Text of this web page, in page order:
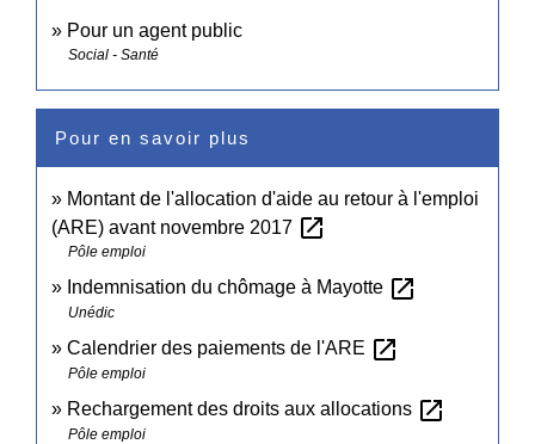
Pour un agent public
Social - Santé
Pour en savoir plus
Montant de l'allocation d'aide au retour à l'emploi
(ARE) avant novembre 2017 open_in_new
Pôle emploi
Indemnisation du chômage à Mayotte open_in_new
Unédic
Calendrier des paiements de l'ARE open_in_new
Pôle emploi
Rechargement des droits aux allocations open_in_new
Pôle emploi